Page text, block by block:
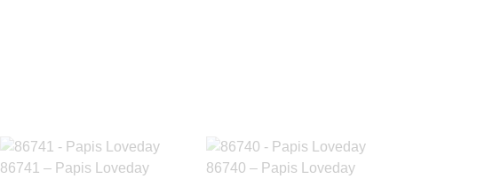
86741 – Papis Loveday
86740 – Papis Loveday